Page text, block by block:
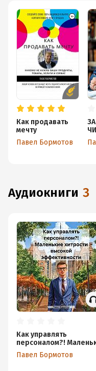
Как продавать
мечту
Павел Бормотов
аудиокниги 3
Как управлять
персоналом?!
хитрости высокой
эффективности
Павел Бормотов